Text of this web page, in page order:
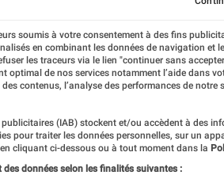
soumis à votre consentement à des fins
en combinant les données de navigation et
les traceurs via le lien "continuer sans
optimal de nos services notamment l’aide dans
contenus, l’analyse des performances de notre
(IAB) stockent et/ou accèdent à des
pour traiter les données personnelles, sur un
cliquant ci-dessous ou à tout moment dans la
données selon les finalités suivantes :